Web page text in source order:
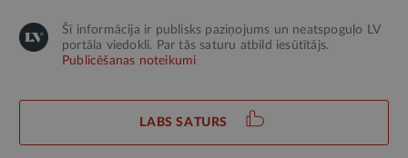
Šī informācija ir publisks paziņojums un neatspoguļo LV
portāla viedokli. Par tās saturu atbild iesūtītājs.
Publicēšanas noteikumi
LABS SATURS